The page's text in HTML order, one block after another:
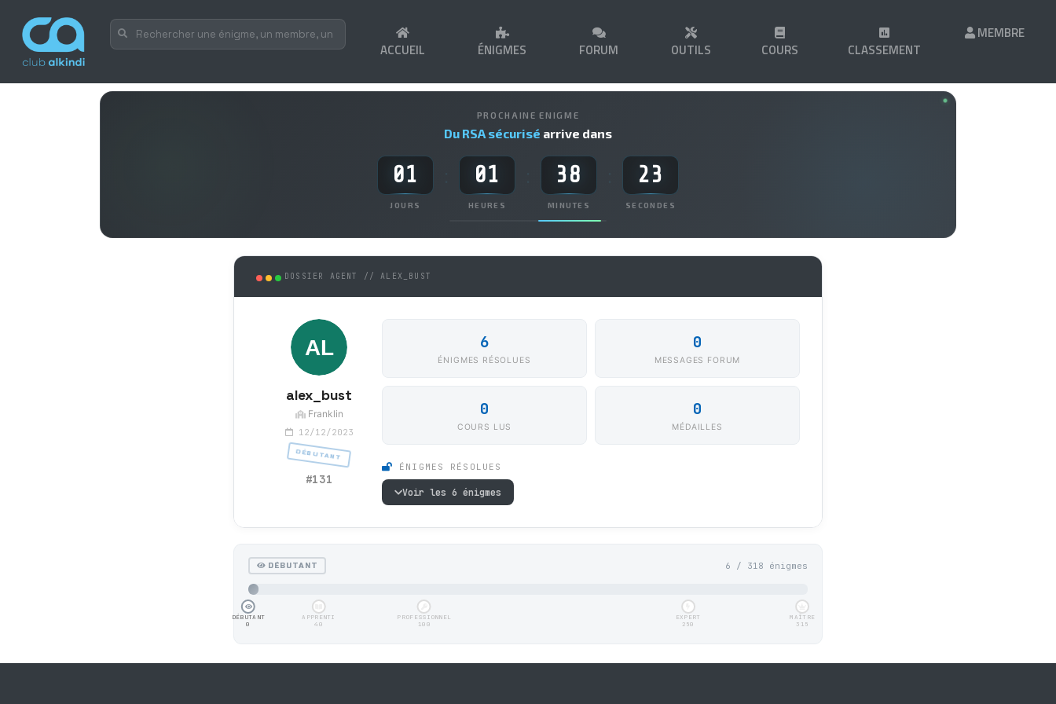
ACCUEIL ÉNIGMES FORUM OUTILS COURS CLASSEMENT
MEMBRE
PROCHAINE ENIGME
Du RSA sécurisé arrive dans
01
JOURS
01
HEURES
38
MINUTES
23
SECONDES
DOSSIER AGENT // ALEX_BUST
alex_bust
Franklin
12/12/2023
DÉBUTANT
#131
6
ÉNIGMES RÉSOLUES
0
MESSAGES FORUM
0
COURS LUS
0
MÉDAILLES
ÉNIGMES RÉSOLUES
Voir les 6 énigmes
DÉBUTANT 6 / 318 énigmes
DÉBUTANT
0
APPRENTI
40
PROFESSIONNEL
100
EXPERT
250
MAÎTRE
315